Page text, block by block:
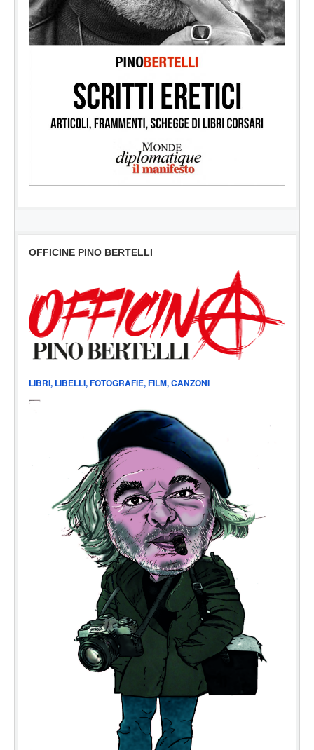
OFFICINE PINO BERTELLI
LIBRI, LIBELLI, FOTOGRAFIE, FILM, CANZONI